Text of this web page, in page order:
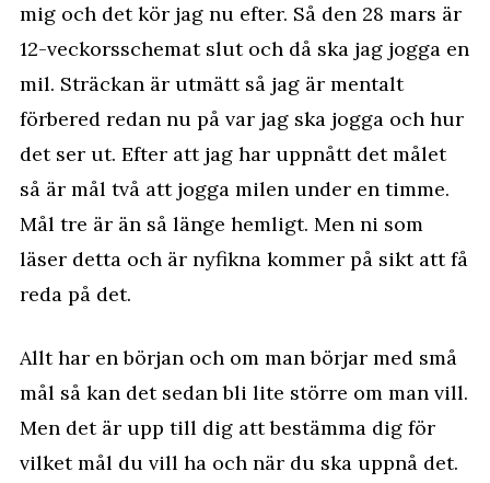
mig och det kör jag nu efter. Så den 28 mars är
12-veckorsschemat slut och då ska jag jogga en
mil. Sträckan är utmätt så jag är mentalt
förbered redan nu på var jag ska jogga och hur
det ser ut. Efter att jag har uppnått det målet
så är mål två att jogga milen under en timme.
Mål tre är än så länge hemligt. Men ni som
läser detta och är nyfikna kommer på sikt att få
reda på det.
Allt har en början och om man börjar med små
mål så kan det sedan bli lite större om man vill.
Men det är upp till dig att bestämma dig för
vilket mål du vill ha och när du ska uppnå det.